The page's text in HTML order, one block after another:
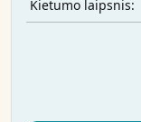
Kietumo laipsnis: